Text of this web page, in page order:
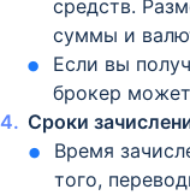
средств.
суммы и
Если вы
брокер
Сроки
Время
того,